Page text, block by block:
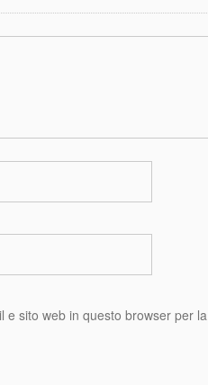
e sito web in questo browser per